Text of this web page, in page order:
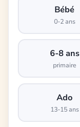
Bébé
0-2 ans
6-8 ans
primaire
Ado
13-15 ans